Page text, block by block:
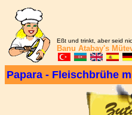
Eßt und trinkt, aber seid
Banu Atabay's
Papara - Fleischbrühe